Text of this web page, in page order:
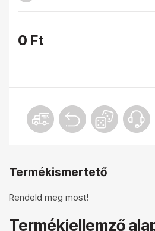
0 Ft
Termékismertető
Rendeld meg most!
Termékjellemző